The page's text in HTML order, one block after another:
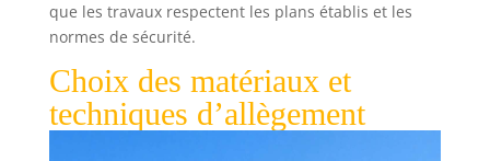
que les travaux respectent les plans établis et les
normes de sécurité.
Choix des matériaux et
techniques d’allègement